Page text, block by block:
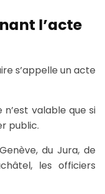
l’acte
s’appelle un acte
n’est valable que si
public.
du Jura, de
les officiers